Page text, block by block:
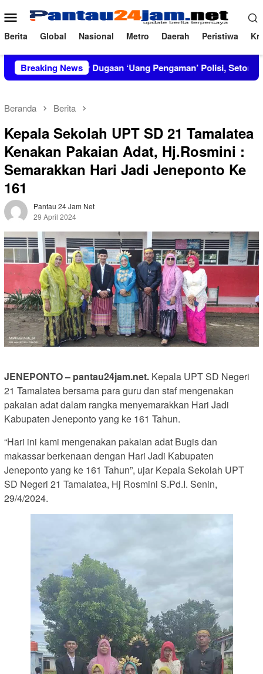
ke
konten
Menu
Mobile
Berita Global Nasional Metro Daerah Peristiwa
Breaking News
Dugaan ‘Uang Pengaman’ Polisi, Setor Rp2,5 Juta tapi
Beranda Berita
Kepala Sekolah UPT SD 21 Tamalatea
Kenakan Pakaian Adat, Hj.Rosmini :
Semarakkan Hari Jadi Jeneponto Ke
161
Pantau 24 Jam Net
29 April 2024
JENEPONTO – pantau24jam.net. Kepala UPT SD Negeri
21 Tamalatea bersama para guru dan staf mengenakan
pakaian adat dalam rangka menyemarakkan Hari Jadi
Kabupaten Jeneponto yang ke 161 Tahun.
“Hari ini kami mengenakan pakaian adat Bugis dan
makassar berkenaan dengan Hari Jadi Kabupaten
Jeneponto yang ke 161 Tahun”, ujar Kepala Sekolah UPT
SD Negeri 21 Tamalatea, Hj Rosmini S.Pd.I. Senin,
29/4/2024.